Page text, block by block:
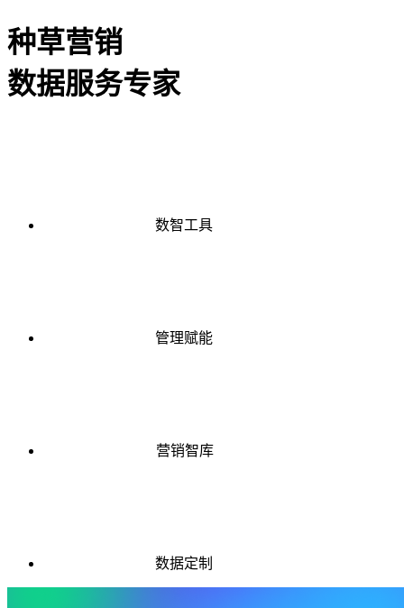
种草营销
数据服务专家
数智工具
管理赋能
营销智库
数据定制